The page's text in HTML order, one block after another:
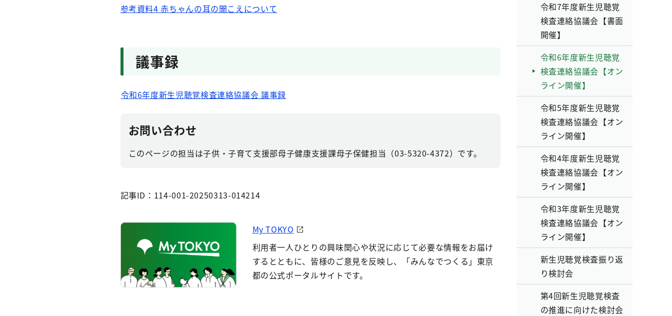
参考資料4 赤ちゃんの耳の聞こえについて
議事録
令和6年度新生児聴覚検査連絡協議会 議事録
お問い合わせ
このページの担当は子供・子育て支援部母子健康支援課母子保健担当（03-5320-4372）です。
記事ID：114-001-20250313-014214
My TOKYO
利用者一人ひとりの興味関心や状況に応じて必要な情報をお届け
するとともに、皆様のご意見を反映し、「みんなでつくる」東京
都の公式ポータルサイトです。
令和7年度新生児聴覚
検査連絡協議会【書面
開催】
令和6年度新生児聴覚
検査連絡協議会【オン
ライン開催】
令和5年度新生児聴覚
検査連絡協議会【オン
ライン開催】
令和4年度新生児聴覚
検査連絡協議会【オン
ライン開催】
令和3年度新生児聴覚
検査連絡協議会【オン
ライン開催】
新生児聴覚検査振り返
り検討会
第4回新生児聴覚検査
の推進に向けた検討会